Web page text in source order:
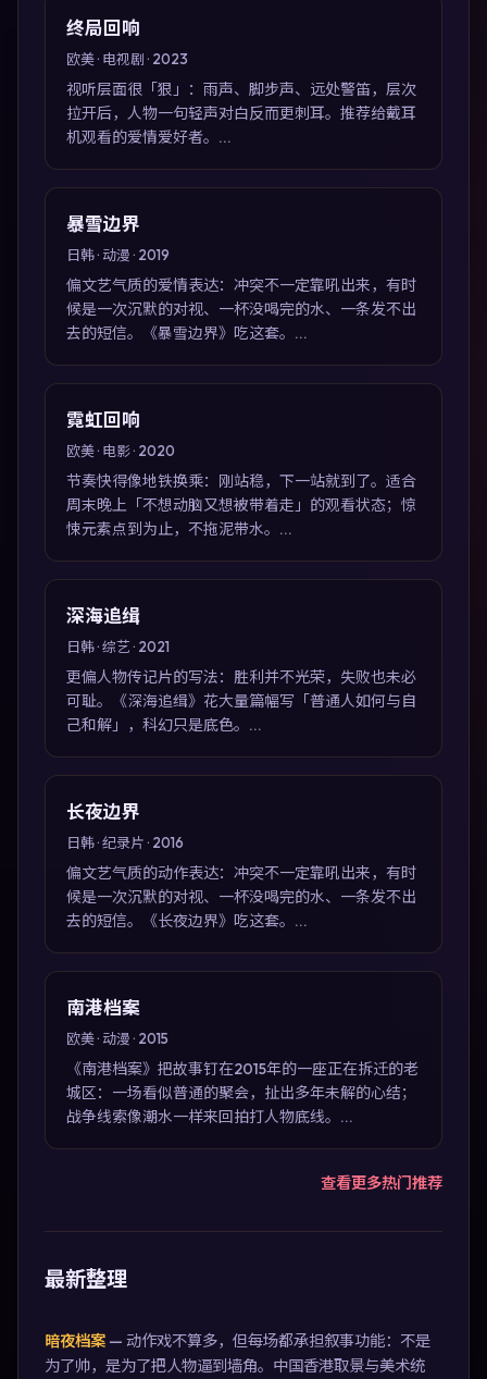
终局回响
欧美 · 电视剧 · 2023
视听层面很「狠」：雨声、脚步声、远处警笛，层次
拉开后，人物一句轻声对白反而更刺耳。推荐给戴耳
机观看的爱情爱好者。...
暴雪边界
日韩 · 动漫 · 2019
偏文艺气质的爱情表达：冲突不一定靠吼出来，有时
候是一次沉默的对视、一杯没喝完的水、一条发不出
去的短信。《暴雪边界》吃这套。...
霓虹回响
欧美 · 电影 · 2020
节奏快得像地铁换乘：刚站稳，下一站就到了。适合
周末晚上「不想动脑又想被带着走」的观看状态；惊
悚元素点到为止，不拖泥带水。...
深海追缉
日韩 · 综艺 · 2021
更偏人物传记片的写法：胜利并不光荣，失败也未必
可耻。《深海追缉》花大量篇幅写「普通人如何与自
己和解」，科幻只是底色。...
长夜边界
日韩 · 纪录片 · 2016
偏文艺气质的动作表达：冲突不一定靠吼出来，有时
候是一次沉默的对视、一杯没喝完的水、一条发不出
去的短信。《长夜边界》吃这套。...
南港档案
欧美 · 动漫 · 2015
《南港档案》把故事钉在2015年的一座正在拆迁的老
城区：一场看似普通的聚会，扯出多年未解的心结；
战争线索像潮水一样来回拍打人物底线。...
查看更多热门推荐
最新整理
暗夜档案 — 动作戏不算多，但每场都承担叙事功能：不是
为了帅，是为了把人物逼到墙角。中国香港取景与美术统